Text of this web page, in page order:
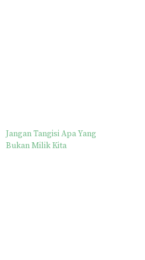
Jangan Tangisi Apa Yang
Bukan Milik Kita